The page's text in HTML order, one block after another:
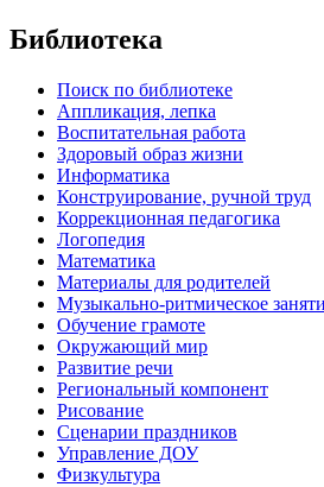
Библиотека
Поиск по библиотеке
Аппликация, лепка
Воспитательная работа
Здоровый образ жизни
Информатика
Конструирование, ручной труд
Коррекционная педагогика
Логопедия
Математика
Материалы для родителей
Музыкально-ритмическое
Обучение грамоте
Окружающий мир
Развитие речи
Региональный компонент
Рисование
Сценарии праздников
Управление ДОУ
Физкультура